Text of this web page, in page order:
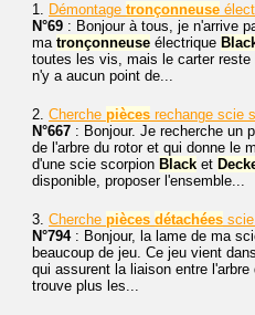
1. Démontage tronçonneuse
N°69 : Bonjour à tous, je n'arrive
ma tronçonneuse électrique
toutes les vis, mais le carter reste
n'y a aucun point de...
2. Cherche pièces rechange scie
N°667 : Bonjour. Je recherche un
de l'arbre du rotor et qui donne le
d'une scie scorpion Black et
disponible, proposer l'ensemble...
3. Cherche pièces détachées
N°794: Bonjour, la lame de ma
beaucoup de jeu. Ce jeu vient
qui assurent la liaison entre
trouve plus les...